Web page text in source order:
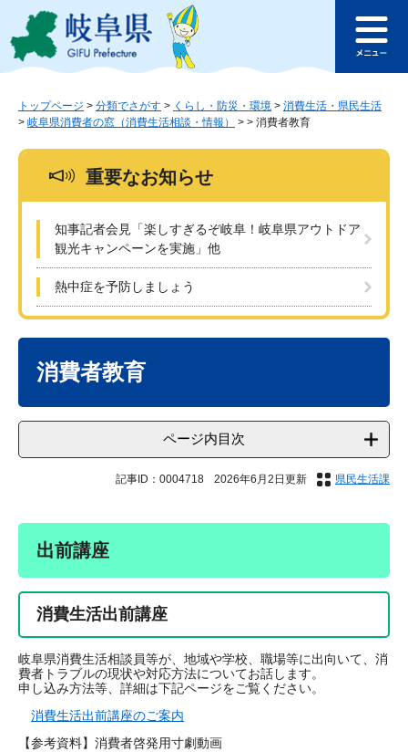
ジ
ュ
このページの本文へ
ュ
トップページ > 分類でさがす > くらし・防災・環境 > 消費生活・県民生活
> 岐阜県消費者の窓（消費生活相談・情報） > > 消費者教育
重要なお知らせ
知事記者会見「楽しすぎるぞ岐阜！岐阜県アウトドア
観光キャンペーンを実施」他
熱中症を予防しましょう
消費者教育
ページ内目次
記事ID：0004718 2026年6月2日更新 県民生活課
出前講座
消費生活出前講座
岐阜県消費生活相談員等が、地域や学校、職場等に出向いて、消
費者トラブルの現状や対応方法についてお話します。
申し込み方法等、詳細は下記ページをご覧ください。
消費生活出前講座のご案内
【参考資料】消費者啓発用寸劇動画